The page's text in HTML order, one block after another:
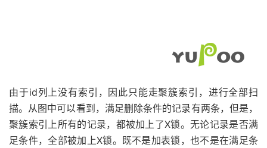
由于id列上没有索引，因此只能走聚簇索引，进行全部扫
描。从图中可以看到，满足删除条件的记录有两条，但是，
聚簇索引上所有的记录，都被加上了X锁。无论记录是否满
足条件，全部被加上X锁。既不是加表锁，也不是在满足条